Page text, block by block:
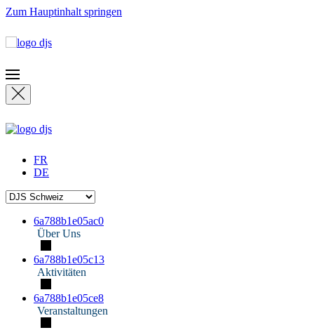
Zum Hauptinhalt springen
FR
DE
6a788b1e05ac0
Über Uns
6a788b1e05c13
Aktivitäten
6a788b1e05ce8
Veranstaltungen